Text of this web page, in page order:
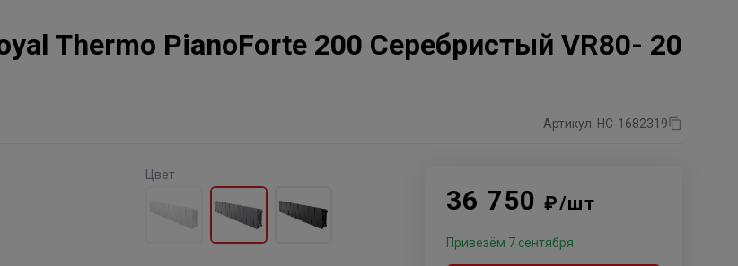
Thermo PianoForte 200 Серебристый VR80- 20
Артикул: НС-1682319
Цвет
36 750₽/шт
Привезём 7 сентября